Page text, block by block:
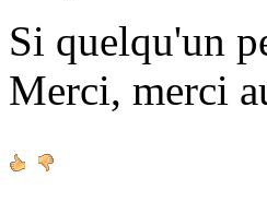
Si quelqu'un
Merci, merci